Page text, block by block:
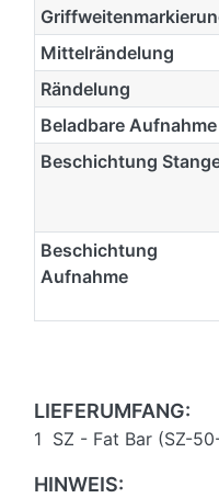
Mittelrändelung
Rändelung
Beladbare Aufnahme
Beschichtung
Beschichtung
Aufnahme
LIEFERUMFANG:
1 SZ - Fat Bar (SZ-
HINWEIS: